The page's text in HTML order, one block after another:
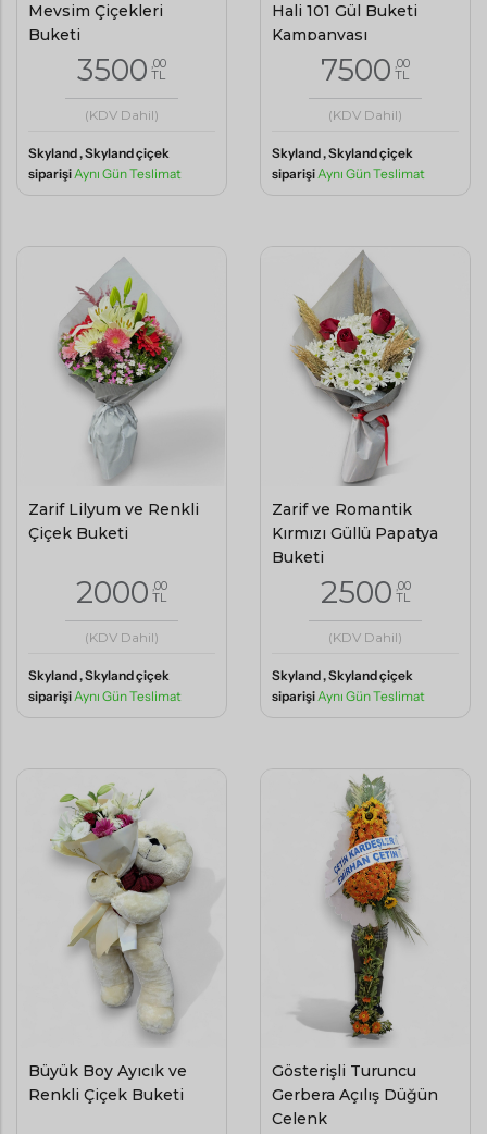
Mevsim Çiçekleri
Buketi
3500 ,00
TL
(KDV Dahil)
Skyland , Skyland çiçek
siparişiAynı Gün Teslimat
Hali 101 Gül Buketi
Kampanyası
7500 ,00
TL
(KDV Dahil)
Skyland , Skyland çiçek
siparişiAynı Gün Teslimat
Zarif Lilyum ve Renkli
Çiçek Buketi
2000 ,00
TL
(KDV Dahil)
Skyland , Skyland çiçek
siparişiAynı Gün Teslimat
Zarif ve Romantik
Kırmızı Güllü Papatya
Buketi
2500 ,00
TL
(KDV Dahil)
Skyland , Skyland çiçek
siparişiAynı Gün Teslimat
Büyük Boy Ayıcık ve
Renkli Çiçek Buketi
Gösterişli Turuncu
Gerbera Açılış Düğün
Çelenk